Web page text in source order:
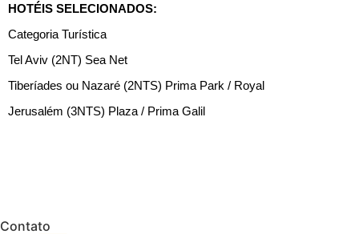
HOTÉIS SELECIONADOS:
Categoria Turística
Tel Aviv (2NT) Sea Net
Tiberíades ou Nazaré (2NTS) Prima Park / Royal
Jerusalém (3NTS) Plaza / Prima Galil
Contato